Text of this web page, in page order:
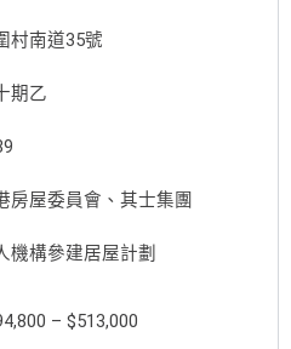
村南道35號
期乙
房屋委員會、其士集團
機構參建居屋計劃
– $513,000